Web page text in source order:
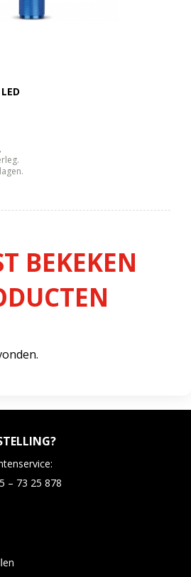
BEKEKEN
– 73 25 878